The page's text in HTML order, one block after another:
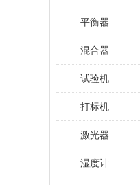
平衡器
混合器
试验机
打标机
激光器
湿度计